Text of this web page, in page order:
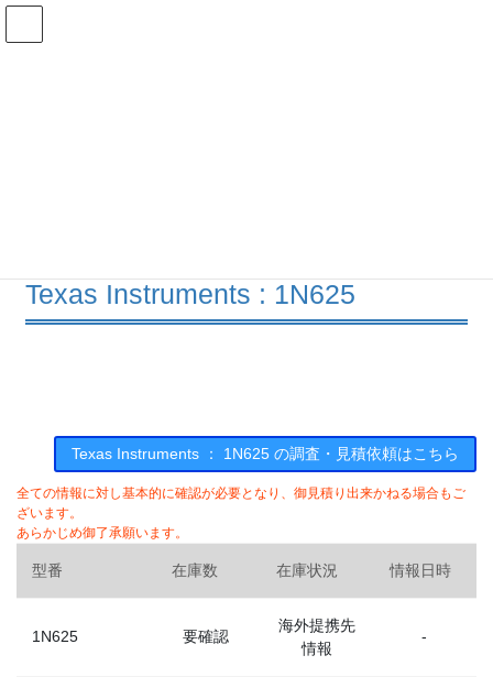
コ
ナ
Texas Instruments : 1N625
Texas Instruments ： 1N625 の調査・見積依頼はこちら
全ての情報に対し基本的に確認が必要となり、御見積り出来かねる場合もご
ざいます。
あらかじめ御了承願います。
型番 在庫数 在庫状況 情報日時
1N625 要確認
海外提携先
情報
-